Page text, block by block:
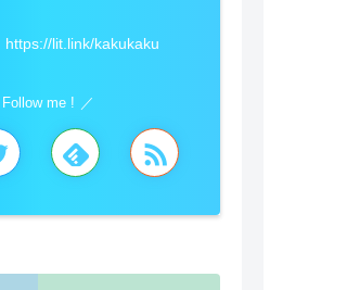
lit.link/kakukaku
Follow me !